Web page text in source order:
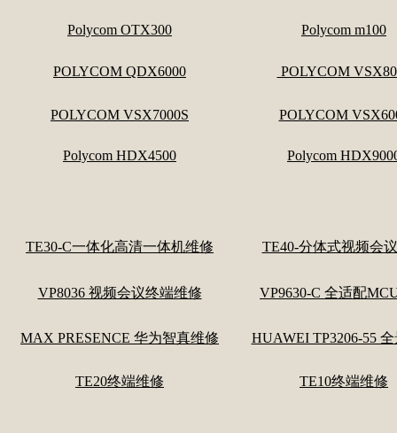
Polycom OTX300 Polycom m100
POLYCOM QDX6000 POLYCOM
POLYCOM VSX7000S POLYCOM
Polycom HDX4500 Polycom
TE30-C一体化高清一体机维修 TE40-分体式视频会
VP8036 视频会议终端维修 VP9630-C 全适配
MAX PRESENCE 华为智真维修 HUAWEI TP3206-55
TE20终端维修 TE10终端维修